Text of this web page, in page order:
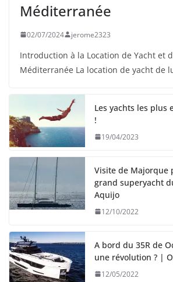
Méditerranée
02/07/2024 jerome2323
Introduction à la Location de Yacht et
Méditerranée La location de yacht de
Les yachts les plus
!
19/04/2023
Visite de Majorque
grand superyacht
Aquijo
12/10/2022
A bord du 35R de
une révolution ? |
12/05/2022